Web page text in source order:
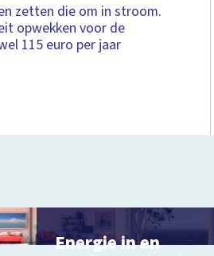
zetten die om in stroom.
opwekken voor de
115 euro per jaar
Energie in en